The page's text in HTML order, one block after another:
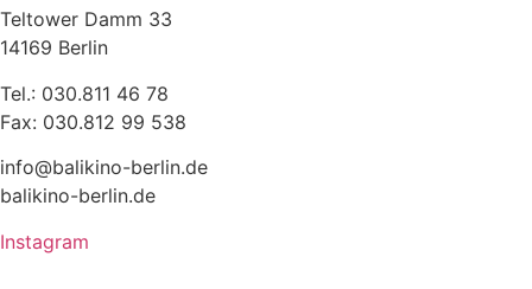
Teltower Damm 33
14169 Berlin
Tel.: 030.811 46 78
Fax: 030.812 99 538
info@balikino-berlin.de
balikino-berlin.de
Instagram